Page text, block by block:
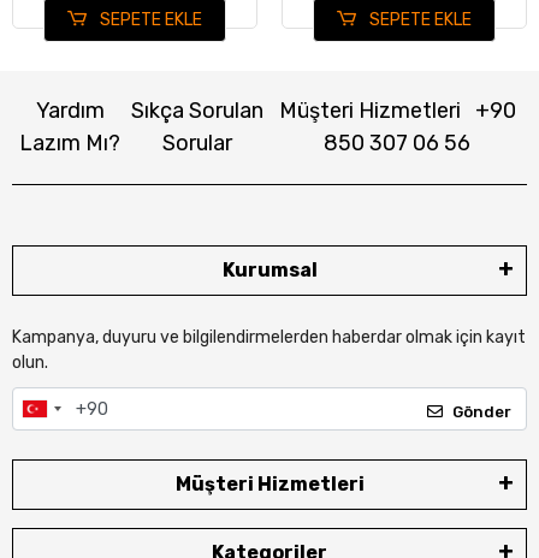
SEPETE EKLE SEPETE EKLE
Yardım
Lazım Mı?
Sıkça Sorulan
Sorular
Müşteri Hizmetleri
+90
850 307 06 56
Kurumsal
Kampanya, duyuru ve bilgilendirmelerden haberdar olmak için kayıt
olun.
Gönder
Müşteri Hizmetleri
Kategoriler